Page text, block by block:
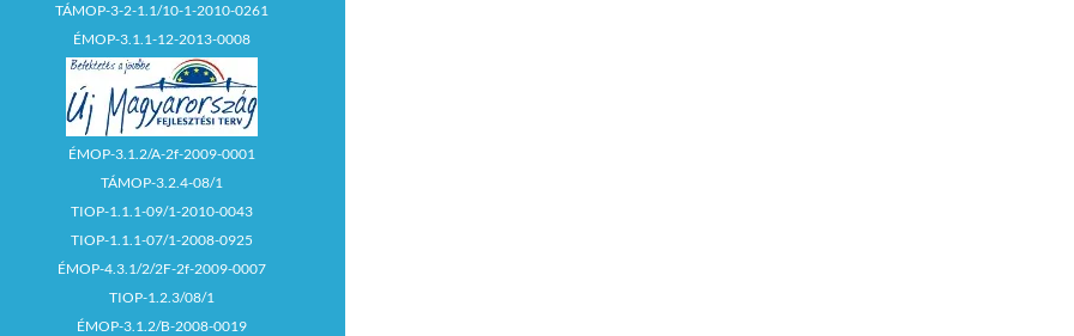
TÁMOP-3-2-1.1/10-1-2010-0261
ÉMOP-3.1.1-12-2013-0008
ÉMOP-3.1.2/A-2f-2009-0001
TÁMOP-3.2.4-08/1
TIOP-1.1.1-09/1-2010-0043
TIOP-1.1.1-07/1-2008-0925
ÉMOP-4.3.1/2/2F-2f-2009-0007
TIOP-1.2.3/08/1
ÉMOP-3.1.2/B-2008-0019